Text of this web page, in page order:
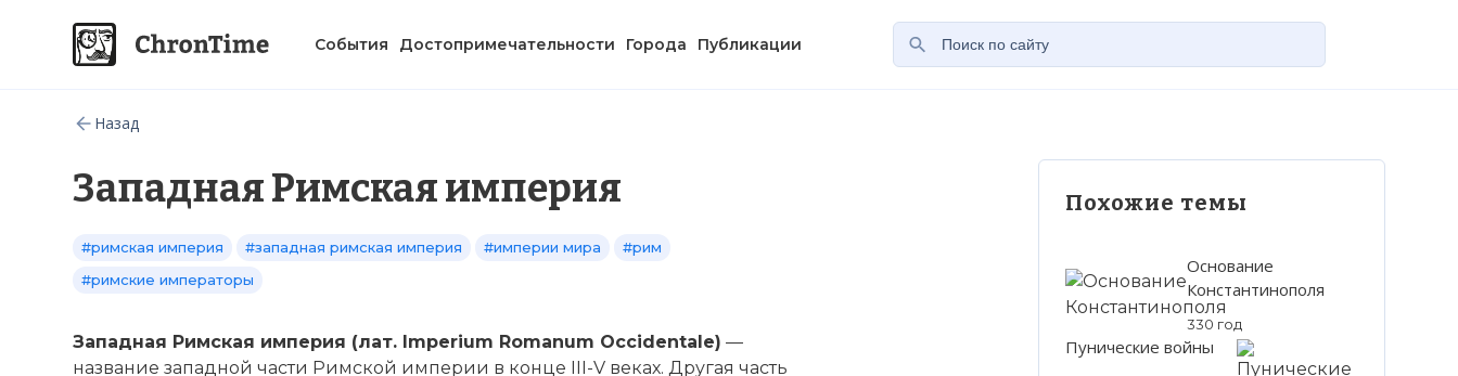
События Достопримечательности Города Публикации
Назад
Западная Римская империя
#римская империя #западная римская империя #империи мира
#рим
#римские императоры
Западная Римская империя (лат. Imperium Romanum Occidentale) —
название западной части Римской империи в конце III-V веках. Другая часть
Похожие темы
Основание
Константинополя
330 год
Пунические войны